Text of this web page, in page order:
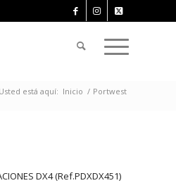
Usted está aquí: Inicio / Portwest
DX4 (Ref.PDXDX451)